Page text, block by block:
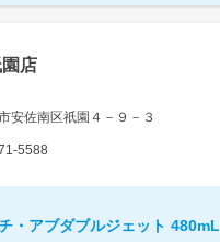
園店
安佐南区祇園４－９－３
5588
・アブダブルジェット 480mL